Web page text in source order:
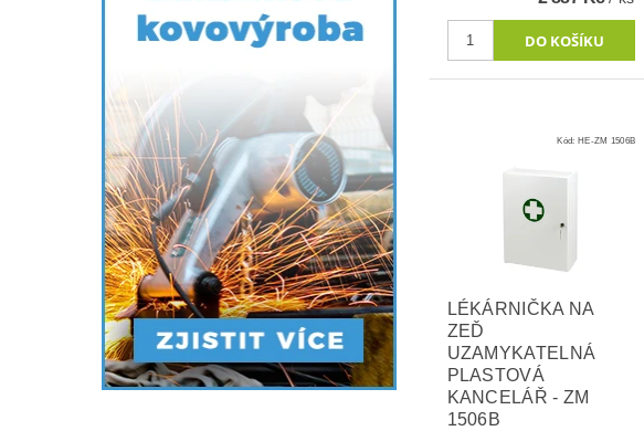
Kód: HE-ZM 1506B
LÉKÁRNIČKA NA
ZEĎ
UZAMYKATELNÁ
PLASTOVÁ
KANCELÁŘ - ZM
1506B